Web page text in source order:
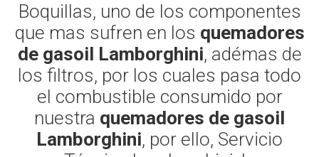
Boquillas, uno de los componentes
que mas sufren en los quemadores
de gasoil Lamborghini, adémas de
los filtros, por los cuales pasa todo
el combustible consumido por
nuestra quemadores de gasoil
Lamborghini, por ello, Servicio